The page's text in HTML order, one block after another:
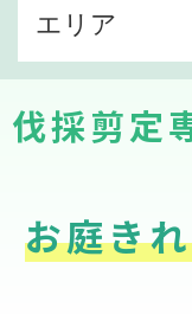
エリア
伐採剪定
お庭き